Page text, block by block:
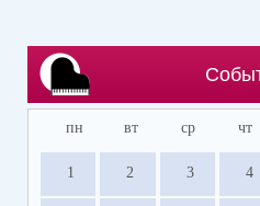
пн вт ср чт
1 2 3 4